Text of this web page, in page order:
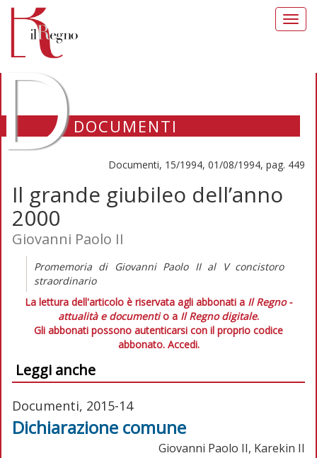
DOCUMENTI
Documenti, 15/1994, 01/08/1994, pag. 449
Il grande giubileo dell’anno
2000
Giovanni Paolo II
Promemoria di Giovanni Paolo II al V concistoro
straordinario
La lettura dell'articolo è riservata agli abbonati a Il Regno -
attualità e documentio a Il Regno digitale.
Gli abbonati possono autenticarsi con il proprio codice
abbonato. Accedi.
Leggi anche
Documenti, 2015-14
Dichiarazione comune
Giovanni Paolo II, Karekin II